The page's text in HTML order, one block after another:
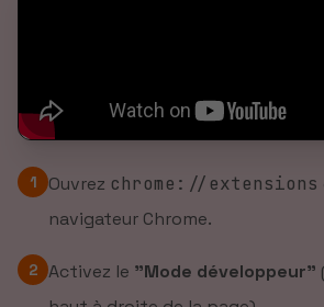
1 Ouvrez chrome://extensions
navigateur Chrome.
2 Activez le "Mode développeur"